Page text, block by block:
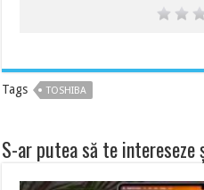
Tags TOSHIBA
S-ar putea să te intereseze